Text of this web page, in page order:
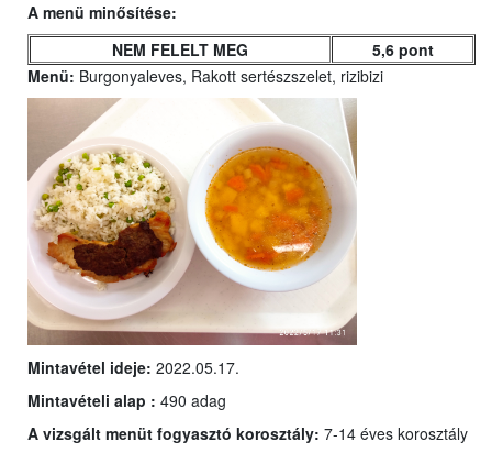
A menü minősítése:
NEM FELELT MEG
5,6 pont
Menü: Burgonyaleves, Rakott sertészszelet, rizibizi
Mintavétel ideje: 2022.05.17.
Mintavételi alap : 490 adag
A vizsgált menüt fogyasztó korosztály: 7-14 éves korosztály